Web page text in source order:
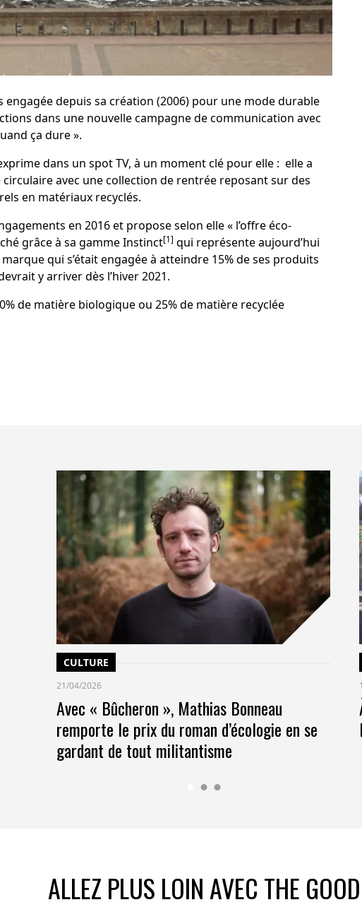
depuis sa création (2006) pour une mode durable
dans une nouvelle campagne de communication avec
ça dure ».
dans un spot TV, à un moment clé pour elle : elle a
circulaireavec une collection de rentrée reposant sur des
en matériaux recyclés.
en 2016 et propose selon elle « l’offre éco-
grâce à sa gamme Instinct[1] qui représente aujourd’hui
qui s’était engagée à atteindre 15% de ses produits
y arriver dès l’hiver 2021.
de matière biologique ou 25% de matière recyclée
CULTURE
21/04/2026
Avec « Bûcheron », Mathias Bonneau
remporte le prix du roman d’écologie en se
gardant de tout militantisme
ALLEZ PLUS LOIN AVEC THE GOOD